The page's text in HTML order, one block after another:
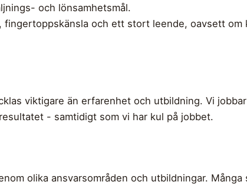
och lönsamhetsmål.
fingertoppskänsla och ett stort leende, oavsett
viktigare än erfarenhet och utbildning. Vi
- samtidigt som vi har kul på jobbet.
olika ansvarsområden och utbildningar.